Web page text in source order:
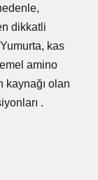
dikkatli
kas
amino
kaynağı olan
.